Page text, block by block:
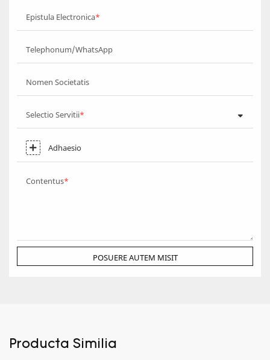
Epistula Electronica
Telephonum/WhatsApp
Nomen Societatis
Selectio Servitii
Adhaesio
Contentus
POSUERE AUTEM MISIT
Producta Similia